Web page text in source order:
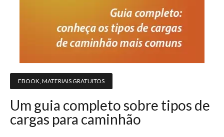
EBOOK, MATERIAIS GRATUITOS
Um guia completo sobre tipos de
cargas para caminhão